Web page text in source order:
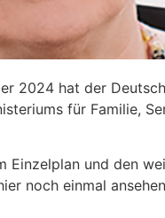
2024 hat der
für Familie,
Einzelplan und den
noch einmal